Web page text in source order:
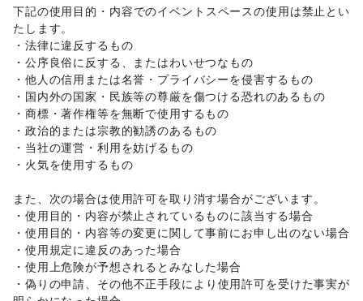
キッチン雑貨・調理器具/掃除用品・生活便利品/文房具/
手芸・ハンドメイド
園芸・ガーデニング
犬・猫・ペット/日用雑貨/食器・陶磁器/
その他インテリア・生活雑貨
生活サービス
携帯キャリア・格安SIM /インターネット・プロバイダ
電気・ガス/ハウスクリーニング・家事代行
リサイクル雑貨・古本/買取査定・金券
ギフト・プレゼント/冠婚葬祭
住宅（購入・賃貸）
就職・転職・求人 /その他生活サービス
金融サービス
クレジットカード/保険/ 銀行 /住宅ローン/証券・FX/
不動産投資/その他金融サービス
子育て・教育
ベビー用品/ランドセル/ 学習教材・通信教育
子供向け教室・レッスン/塾・家庭教師/おもちゃ・絵本/
下記の使用目的・内容でのイベントスペースの使用は禁止とい
たします。
・法律に違反するもの
・公序良俗に反する、またはわいせつなもの
・他人の信用または名誉・プライバシーを侵害するもの
・国内外の国家・民族等の尊厳を傷つける恐れのあるもの
・商標・著作権等を無断で使用するもの
・政治的または宗教的勧誘のあるもの
・当社の運営・利用を妨げるもの
・火気を使用するもの
また、次の場合は使用許可を取り消す場合がございます。
・使用目的・内容が禁止されているものに該当する場合
・使用目的・内容等の変更に関して事前にお申し出のない場合
・使用規定に違反のあった場合
・使用上危険が予想されるとみなした場合
・偽りの申請、その他不正手段により使用許可を受けた事実が